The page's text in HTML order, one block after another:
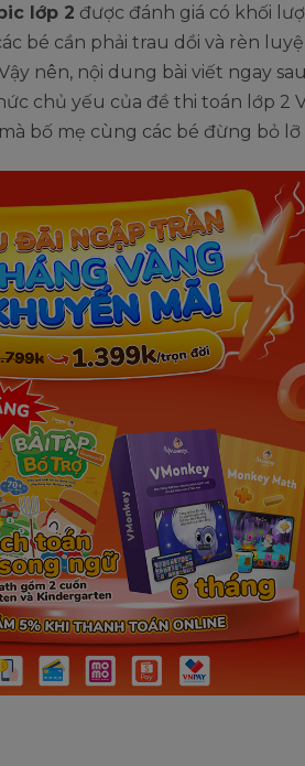
lớp 2 được đánh giá có khối
bé cần phải trau dồi và rèn
nên, nội dung bài viết ngay
chủ yếu của đề thi toán lớp 2
bố mẹ cùng các bé đừng bỏ lỡ